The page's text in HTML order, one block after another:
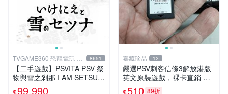
TVGAME360 恐龍電玩-台
中店
8651
【二手遊戲】PSVITA PSV 祭
物與雪之剎那 I AM SETSUN
日文版【台中恐龍電玩】
99,990
嘉藏珍品 12
嚴選PSV刺客信條3解放港版
英文原裝遊戲，裸卡直銷 刺
客信條3 游戲 港版游戲
510 89折